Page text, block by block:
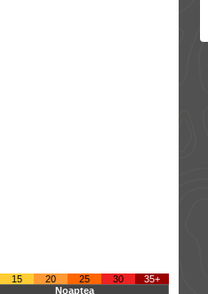
15 20 25 30
35+
Noaptea